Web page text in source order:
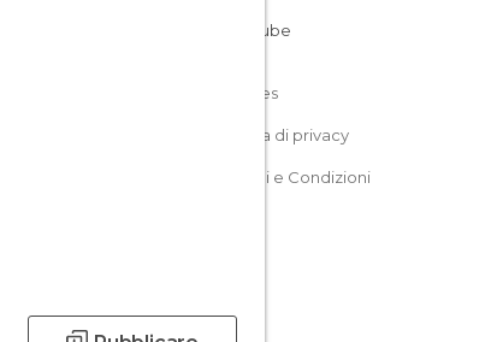
Cookies
Politica di privacy
Termini e Condizioni